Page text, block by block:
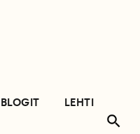
BLOGIT
LEHTI